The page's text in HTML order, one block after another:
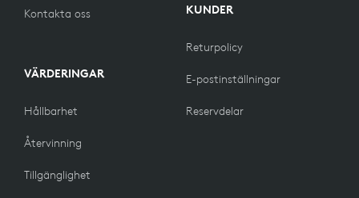
Kontakta oss
VÄRDERINGAR
Hållbarhet
Återvinning
Tillgänglighet
KUNDER
Returpolicy
E-postinställningar
Reservdelar